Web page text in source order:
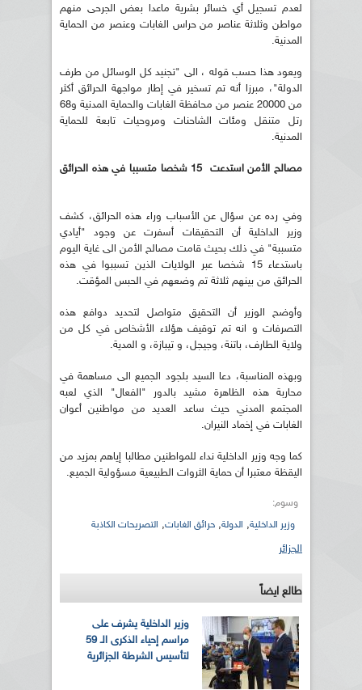
لعدم تسجيل أي خسائر بشرية ماعدا بعض الجرحى منهم
مواطن وثلاثة عناصر من حراس الغابات وعنصر من الحماية
المدنية.
ويعود هذا حسب قوله ، الى "تجنيد كل الوسائل من طرف
الدولة"، مبرزا أنه تم تسخير في إطار مواجهة الحرائق أكثر
من 20000 عنصر من محافظة الغابات والحماية المدنية و68
رتل متنقل ومئات الشاحنات ومروحيات تابعة للحماية
المدنية.
مصالح الأمن استدعت 15 شخصا متسببا في هذه الحرائق
وفي رده عن سؤال عن الأسباب وراء هذه الحرائق، كشف
وزير الداخلية أن التحقيقات أسفرت عن وجود "أيادي
متسببة" في ذلك بحيث قامت مصالح الأمن الى غاية اليوم
باستدعاء 15 شخصا عبر الولايات الذين تسببوا في هذه
الحرائق من بينهم ثلاثة تم وضعهم في الحبس المؤقت.
وأوضح الوزير أن التحقيق متواصل لتحديد دوافع هذه
التصرفات و انه تم توقيف هؤلاء الأشخاص في كل من
ولاية الطارف، باتنة، وجيجل، و تيبازة، و المدية.
وبهذه المناسبة، دعا السيد بلجود الجميع الى مساهمة في
محاربة هذه الظاهرة مشيد بالدور "الفعال" الذي لعبه
المجتمع المدني حيث ساعد العديد من مواطنين أعوان
الغابات في إخماد النيران.
كما وجه وزير الداخلية نداء للمواطنين مطالبا إياهم بمزيد من
اليقظة معتبرا أن حماية الثروات الطبيعية مسؤولية الجميع.
وسوم:
وزير الداخلية, الدولة, حرائق الغابات, التصريحات الكاذبة
الجزائر
طالع ايضاً
وزير الداخلية يشرف على
مراسم إحياء الذكرى الـ 59
لتأسيس الشرطة الجزائرية